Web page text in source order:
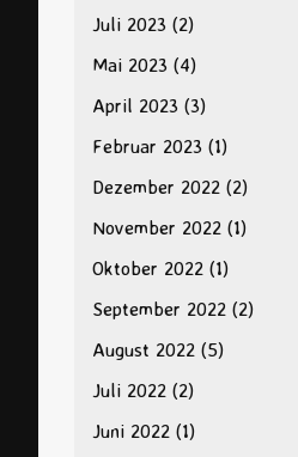
Juli 2023 (2)
Mai 2023 (4)
April 2023 (3)
Februar 2023 (1)
Dezember 2022 (2)
November 2022 (1)
Oktober 2022 (1)
September 2022 (2)
August 2022 (5)
Juli 2022 (2)
Juni 2022 (1)